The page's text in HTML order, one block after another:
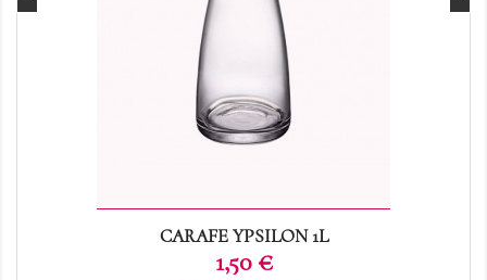
CARAFE YPSILON 1L
Prix
1,50 €